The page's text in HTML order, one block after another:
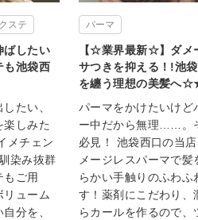
ステ
ばしたい
も池袋西
たい、
楽しみた
メチェン
染み抜群
もご用
リューム
分を、
パーマ
【☆業界最新☆】ダメ
サつきを抑える！!池
を纏う理想の美髪へ
パーマをかけたいけど
ー中だから無理……。
必見！ 池袋西口の当
メージレスパーマで
らかい手触りのふわ
す！薬剤にこだわり、
らカールを作るので